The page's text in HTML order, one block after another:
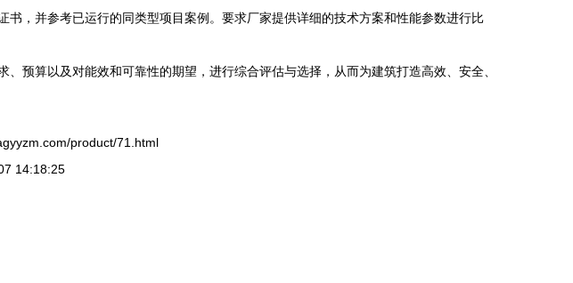
，并参考已运行的同类型项目案例。要求厂家提供详细的技术方案和性能参数进行比
预算以及对能效和可靠性的期望，进行综合评估与选择，从而为建筑打造高效、安全、
product/71.html
14:18:25